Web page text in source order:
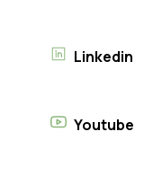
Linkedin
Youtube